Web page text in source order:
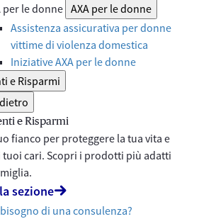
per le donne AXA per le donne
Assistenza assicurativa per donne
vittime di violenza domestica
Iniziative AXA per le donne
e Risparmi
e Risparmi
fianco per proteggere la tua vita e
tuoi cari. Scopri i prodotti più adatti
sezione
di una consulenza?